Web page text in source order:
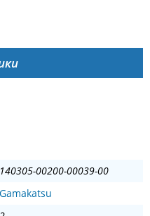
140305-00200-00039-00
Gamakatsu